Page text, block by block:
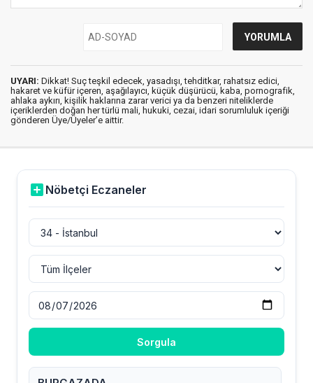
UYARI: Dikkat! Suç teşkil edecek, yasadışı, tehditkar, rahatsız edici,
hakaret ve küfür içeren, aşağılayıcı, küçük düşürücü, kaba, pornografik,
ahlaka aykırı, kişilik haklarına zarar verici ya da benzeri niteliklerde
içeriklerden doğan her türlü mali, hukuki, cezai, idari sorumluluk içeriği
gönderen Üye/Üyeler’e aittir.